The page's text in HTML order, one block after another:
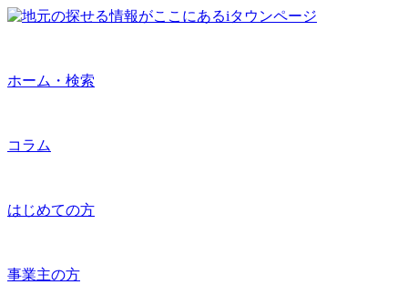
ホーム・検索
コラム
はじめての方
事業主の方